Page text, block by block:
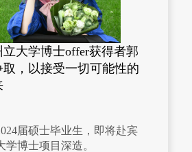
大学博士offer获得者郭
，以接受一切可能性的
届硕士毕业生，即将赴宾
学博士项目深造。